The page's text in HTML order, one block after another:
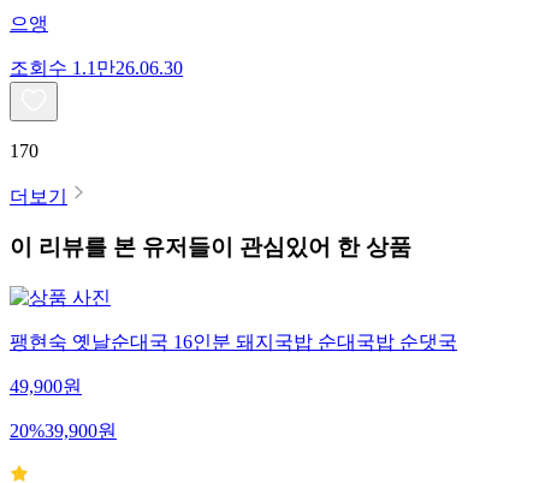
으앵
조회수 1.1만26.06.30
170
더보기
이 리뷰를 본 유저들이 관심있어 한 상품
팽현숙 옛날순대국 16인분 돼지국밥 순대국밥 순댓국
49,900원
20%39,900원